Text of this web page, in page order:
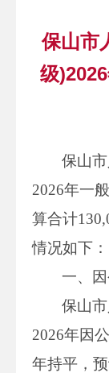
保山市
级
保山
2026年一
算合计
情况如下：
一、
保山
2026年因
年持平，